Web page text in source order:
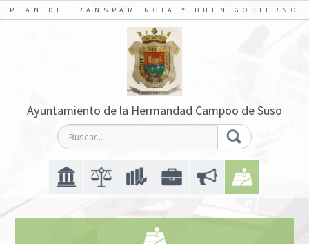
PLAN DE TRANSPARENCIA Y BUEN GOBIERNO
Ayuntamiento de la Hermandad Campoo de Suso